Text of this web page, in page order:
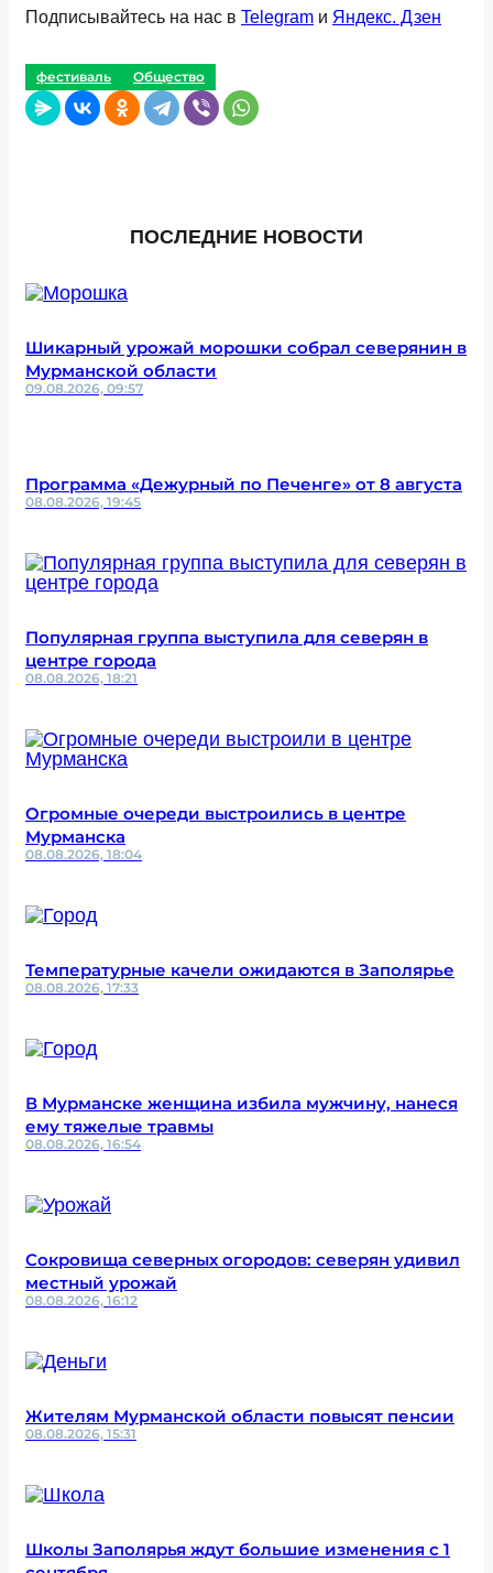
Подписывайтесь на нас в Telegram и Яндекс. Дзен
фестиваль Общество
ПОСЛЕДНИЕ НОВОСТИ
Шикарный урожай морошки собрал северянин в
Мурманской области
09.08.2026, 09:57
Программа «Дежурный по Печенге» от 8 августа
08.08.2026, 19:45
Популярная группа выступила для северян в
центре города
08.08.2026, 18:21
Огромные очереди выстроились в центре
Мурманска
08.08.2026, 18:04
Температурные качели ожидаются в Заполярье
08.08.2026, 17:33
В Мурманске женщина избила мужчину, нанеся
ему тяжелые травмы
08.08.2026, 16:54
Сокровища северных огородов: северян удивил
местный урожай
08.08.2026, 16:12
Жителям Мурманской области повысят пенсии
08.08.2026, 15:31
Школы Заполярья ждут большие изменения с 1